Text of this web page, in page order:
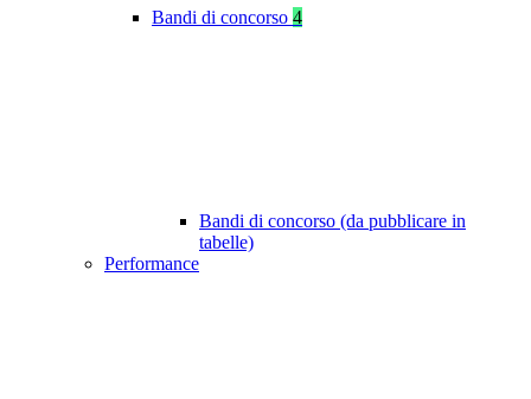
Bandi di concorso 4
Bandi di concorso (da pubblicare in
tabelle)
Performance